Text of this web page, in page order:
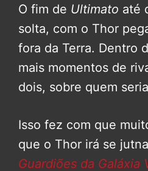
O fim de Ultimato até
solta, com o Thor
fora da Terra. Dentro
mais momentos de
dois, sobre quem
Isso fez com que
que o Thor irá se
Guardiões da Galáxia